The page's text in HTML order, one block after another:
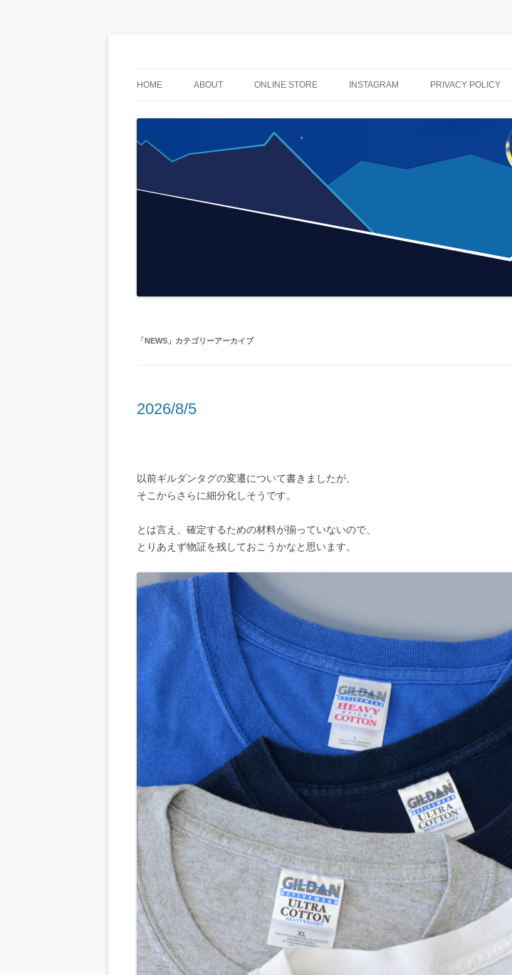
ン
プ
HOME ABOUT ONLINE STORE INSTAGRAM PRIVACY POLICY
「NEWS 」カテゴリーアーカイブ
2026/8/5
以前ギルダンタグの変遷について書きましたが、
そこからさらに細分化しそうです。
とは言え、確定するための材料が揃っていないので、
とりあえず物証を残しておこうかなと思います。